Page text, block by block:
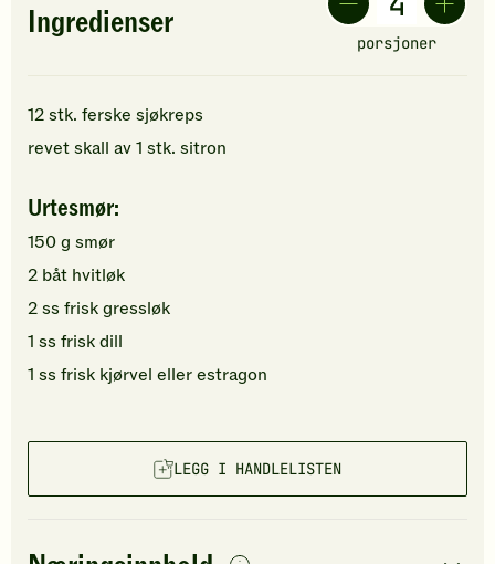
Ingredienser
porsjoner
12stk. ferske sjøkreps
revet skall av1 stk. sitron
Urtesmør:
150g smør
2 båt hvitløk
2ss frisk gressløk
1 ss frisk dill
1 ss frisk kjørvel eller estragon
LEGG I HANDLELISTEN